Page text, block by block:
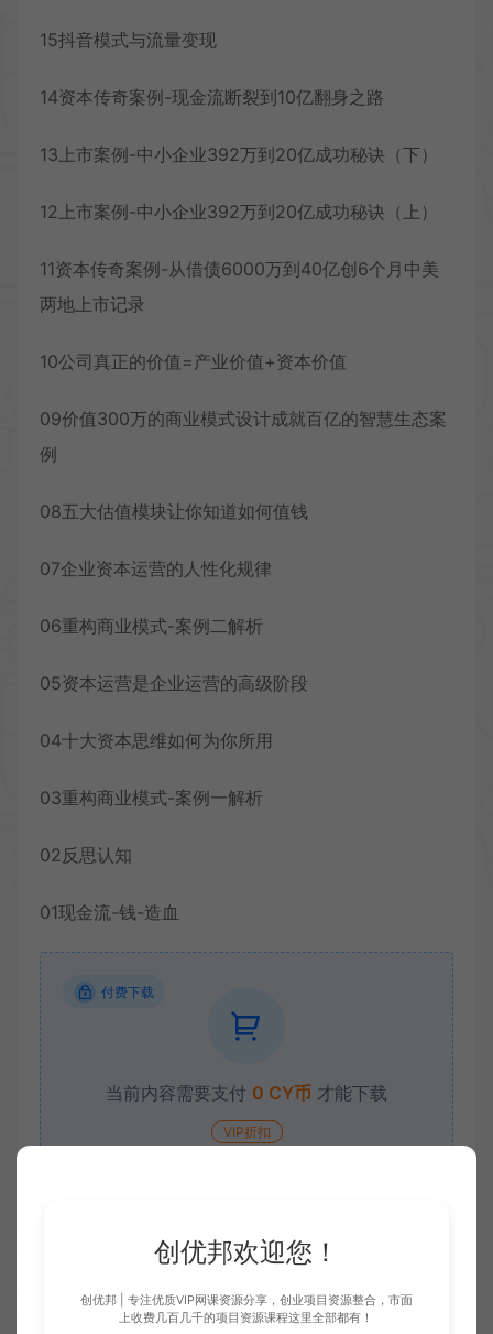
15抖音模式与流量变现
14资本传奇案例-现金流断裂到10亿翻身之路
13上市案例-中小企业392万到20亿成功秘诀（下）
12上市案例-中小企业392万到20亿成功秘诀（上）
11资本传奇案例-从借债6000万到40亿创6个月中美
两地上市记录
10公司真正的价值=产业价值+资本价值
09价值300万的商业模式设计成就百亿的智慧生态案
例
08五大估值模块让你知道如何值钱
07企业资本运营的人性化规律
06重构商业模式-案例二解析
05资本运营是企业运营的高级阶段
04十大资本思维如何为你所用
03重构商业模式-案例一解析
02反思认知
01现金流-钱-造血
付费下载
当前内容需要支付 0 CY币 才能下载
VIP折扣
收藏 (0) 打赏 点赞 (0
创优邦欢迎您！
创优邦 | 专注优质VIP网课资源分享，创业项目资源整合，市面
上收费几百几千的项目资源课程这里全部都有！